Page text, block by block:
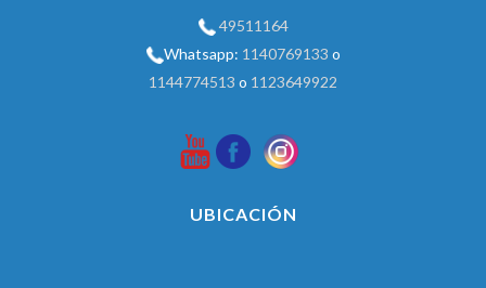
49511164
Whatsapp: 1140769133 o
1144774513 o 1123649922
UBICACIÓN